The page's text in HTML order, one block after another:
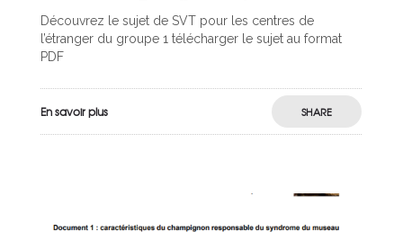
Découvrez le sujet de SVT pour les centres de
l’étranger du groupe 1 télécharger le sujet au format
PDF
En savoir plus SHARE